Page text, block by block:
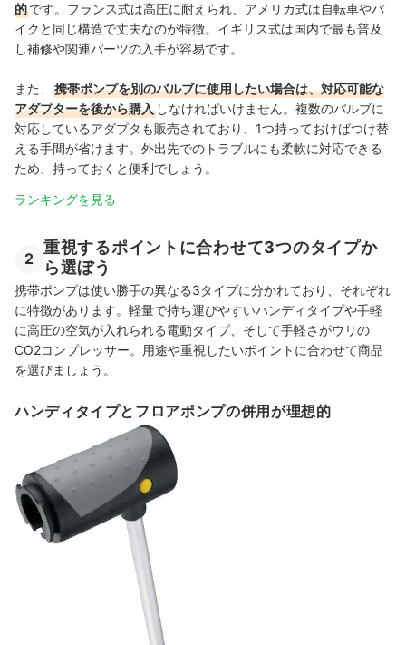
的です。 フランス式は高圧に耐えられ、アメリカ式は自転車やバ
イクと同じ構造で丈夫なのが特徴。イギリス式は国内で最も普及
し補修や関連パーツの入手が容易です。
また、
携帯ポンプを別のバルブに使用したい場合は、対応可能な
アダプターを後から購入 しなければいけません。複数のバルブに
対応しているアダプタも販売されており、1つ持っておけばつけ替
える手間が省けます。外出先でのトラブルにも柔軟に対応できる
ため、持っておくと便利でしょう。
ランキングを見る
2
重視するポイントに合わせて3つのタイプか
ら選ぼう
携帯ポンプは使い勝手の異なる3タイプに分かれており、それぞれ
に特徴があります。軽量で持ち運びやすいハンディタイプや手軽
に高圧の空気が入れられる電動タイプ、そして手軽さがウリの
CO2コンプレッサー。用途や重視したいポイントに合わせて商品
を選びましょう。
ハンディタイプとフロアポンプの併用が理想的